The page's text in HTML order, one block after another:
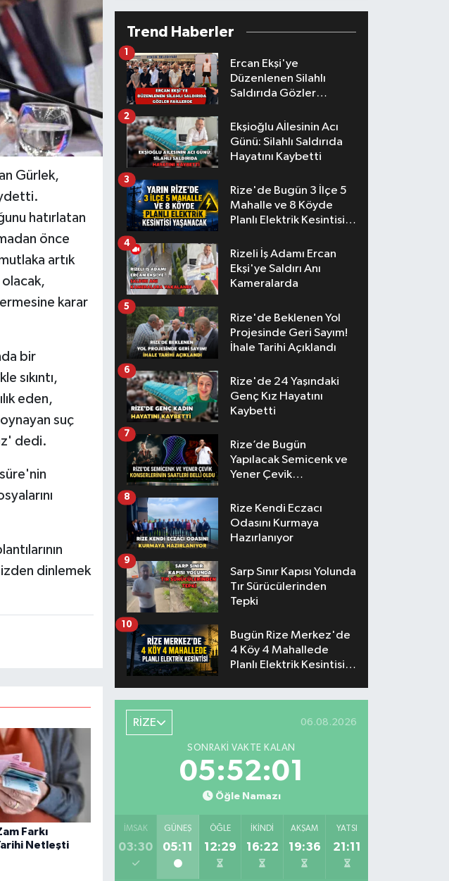
Gürlek,
hatırlatan
önce
artık
olacak,
karar
bir
sıkıntı,
eden,
suç
dedi.
dinlemek
Farkı
Netleşti
Trend Haberler
Ercan Ekşi'ye
Düzenlenen Silahlı
Saldırıda Gözler
1
Ekşioğlu Aİlesinin Acı
Günü: Silahlı Saldırıda
Hayatını Kaybetti
2
Rize'de Bugün 3 İlçe 5
Mahalle ve 8 Köyde
Planlı Elektrik Kesintisi
3
Rizeli İş Adamı Ercan
Ekşi'ye Saldırı Anı
Kameralarda
4
Rize'de Beklenen Yol
Projesinde Geri Sayım!
İhale Tarihi Açıklandı
5
Rize'de 24 Yaşındaki
Genç Kız Hayatını
Kaybetti
6
Rize’de Bugün
Yapılacak Semicenk ve
Yener Çevik
Belli Oldu
7
Rize Kendi Eczacı
Odasını Kurmaya
Hazırlanıyor
8
Sarp Sınır Kapısı Yolunda
Tır Sürücülerinden
Tepki
9
Bugün Rize Merkez'de
4 Köy 4 Mahallede
Planlı Elektrik Kesintisi
10
RİZE 06.08.2026
SONRAKI VAKTE KALAN
05:52:01
Öğle Namazı
İMSAK
03:30
GÜNEŞ
05:11
ÖĞLE
12:29
İKINDI
16:22
AKŞAM
19:36
YATSI
21:11